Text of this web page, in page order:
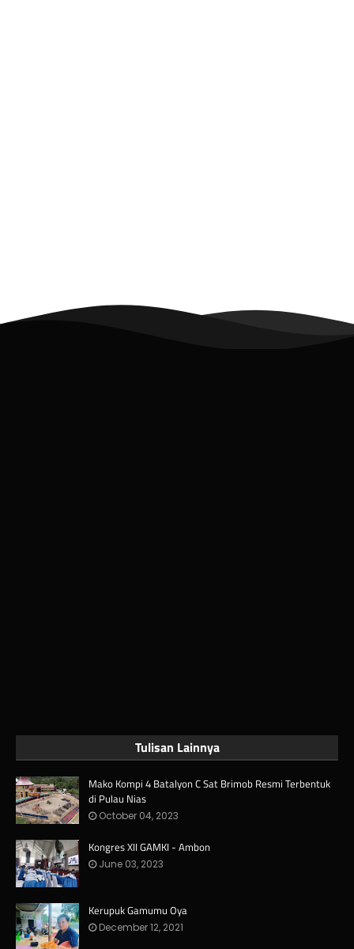
Tulisan Lainnya
Mako Kompi 4 Batalyon C Sat Brimob Resmi Terbentuk
di Pulau Nias
October 04, 2023
Kongres XII GAMKI - Ambon
June 03, 2023
Kerupuk Gamumu Oya
December 12, 2021